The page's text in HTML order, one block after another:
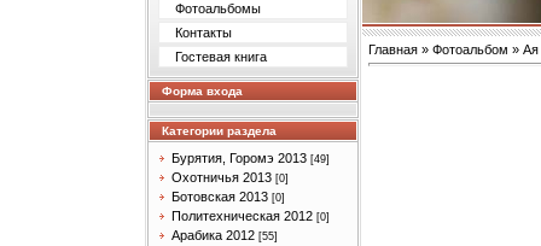
Фотоальбомы
Контакты
Гостевая книга
Форма входа
Категории раздела
Бурятия, Горомэ 2013 [49]
Охотничья 2013 [0]
Ботовская 2013 [0]
Политехническая 2012 [0]
Арабика 2012 [55]
Главная » Фотоальбом » Ая